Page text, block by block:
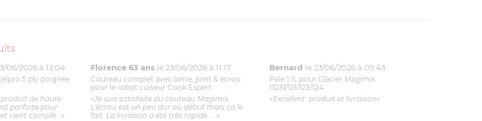
06/2026 à 12:04
5 ply poignée
de haute
parfaite pour
vient complé...»
Florence 63 ans le 23/06/2026 à 11:17
Couteau complet avec lame, joint & écrou
pour le robot cuiseur Cook Expert
«Je suis satisfaite du couteau Magimix.
L'écrou est un peu dur au début mais ça le
fait. La livraison a été très rapide. ...»
Bernard le 23/06/2026 à 09:43
Pale 1.1L pour Glacier Magimix
11031/121/123/124
«Excellent: produit et livraison»